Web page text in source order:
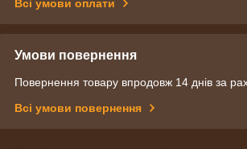
Всі умови оплати
Умови повернення
Повернення товару впродовж 14 днів за
Всі умови повернення